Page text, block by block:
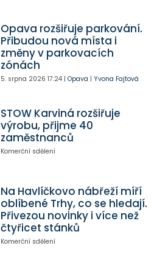
Opava rozšiřuje parkování.
Přibudou nová místa i
změny v parkovacích
zónách
5. srpna 2026 17:24| Opava | Yvona Fajtová
STOW Karviná rozšiřuje
výrobu, přijme 40
zaměstnanců
Komerční sdělení
Na Havlíčkovo nábřeží míří
oblíbené Trhy, co se hledají.
Přivezou novinky i více než
čtyřicet stánků
Komerční sdělení